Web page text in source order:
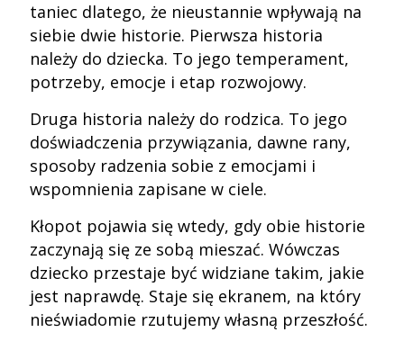
taniec dlatego, że nieustannie wpływają na
siebie dwie historie. Pierwsza historia
należy do dziecka. To jego temperament,
potrzeby, emocje i etap rozwojowy.
Druga historia należy do rodzica. To jego
doświadczenia przywiązania, dawne rany,
sposoby radzenia sobie z emocjami i
wspomnienia zapisane w ciele.
Kłopot pojawia się wtedy, gdy obie historie
zaczynają się ze sobą mieszać. Wówczas
dziecko przestaje być widziane takim, jakie
jest naprawdę. Staje się ekranem, na który
nieświadomie rzutujemy własną przeszłość.